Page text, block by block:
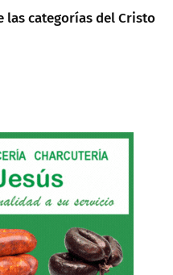
las categorías del Cristo